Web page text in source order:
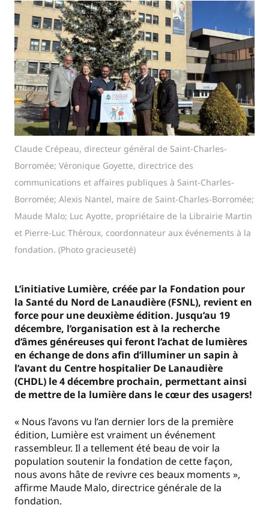
Claude Crépeau, directeur général de Saint-Charles-
Borromée; Véronique Goyette, directrice des
communications et affaires publiques à Saint-Charles-
Borromée; Alexis Nantel, maire de Saint-Charles-Borromée;
Maude Malo; Luc Ayotte, propriétaire de la Librairie Martin
et Pierre-Luc Théroux, coordonnateur aux événements à la
fondation. (Photo gracieuseté)
L’initiative Lumière, créée par la Fondation pour
la Santé du Nord de Lanaudière (FSNL), revient en
force pour une deuxième édition. Jusqu’au 19
décembre, l’organisation est à la recherche
d’âmes généreuses qui feront l’achat de lumières
en échange de dons afin d’illuminer un sapin à
l’avant du Centre hospitalier De Lanaudière
(CHDL) le 4 décembre prochain, permettant ainsi
de mettre de la lumière dans le cœur des usagers!
« Nous l’avons vu l’an dernier lors de la première
édition, Lumière est vraiment un événement
rassembleur. Il a tellement été beau de voir la
population soutenir la fondation de cette façon,
nous avons hâte de revivre ces beaux moments »,
affirme Maude Malo, directrice générale de la
fondation.